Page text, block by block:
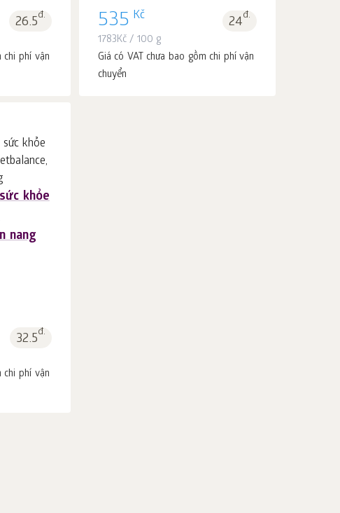
26.5đ.
chi phí vận
535 Kč 24đ.
1783Kč/ 100 g
Giá có VAT chưa bao gồm chi phí vận
chuyển
khỏe
nang
32.5đ.
chi phí vận